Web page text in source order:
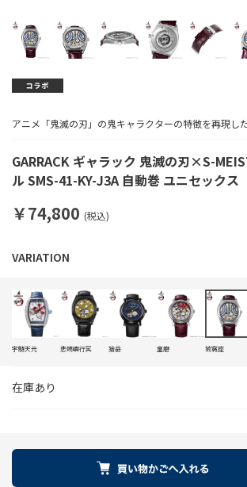
GARRACK ギャラック 鬼滅の刃×S-
ル SMS-41-KY-J3A 自動巻 ユニセックス
アニメ「鬼滅の刃」の鬼キャラクターの特徴を再現し
￥74,800 (税込)
在庫あり
宇髄天元 悲鳴嶼行冥 獪岳 童磨 猗窩座